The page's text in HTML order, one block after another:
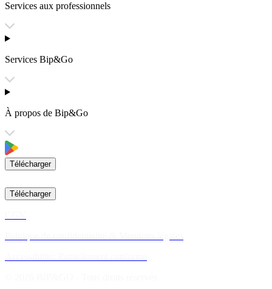
Services aux professionnels
Services Bip&Go
À propos de Bip&Go
Télécharger
Télécharger